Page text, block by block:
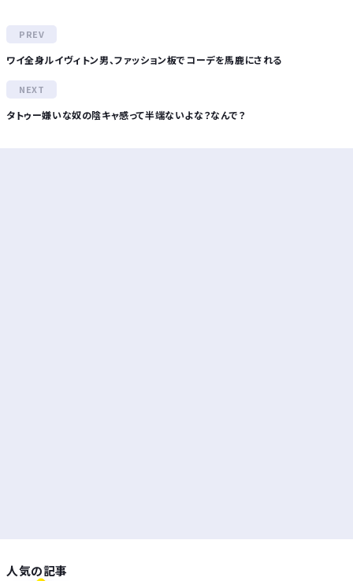
ワイ全身ルイヴィトン男、ファッション板でコーデを馬鹿にされる
タトゥー嫌いな奴の陰キャ感って半端ないよな？なんで？
人気の記事